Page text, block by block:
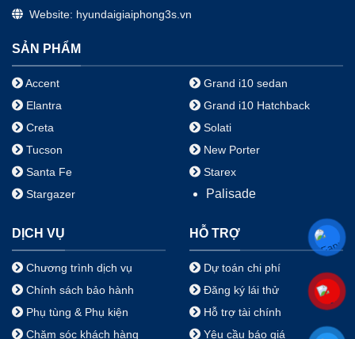
Website: hyundaigiaiphong3s.vn
SẢN PHẨM
Accent
Elantra
Creta
Tucson
Santa Fe
Stargazer
Grand i10 sedan
Grand i10 Hatchback
Solati
New Porter
Starex
Palisade
DỊCH VỤ
Chương trình dịch vụ
Chính sách bảo hành
Phụ tùng & Phụ kiện
Chăm sóc khách hàng
HỖ TRỢ
Dự toán chi phí
Đăng ký lái thử
Hỗ trợ tài chính
Yêu cầu báo giá